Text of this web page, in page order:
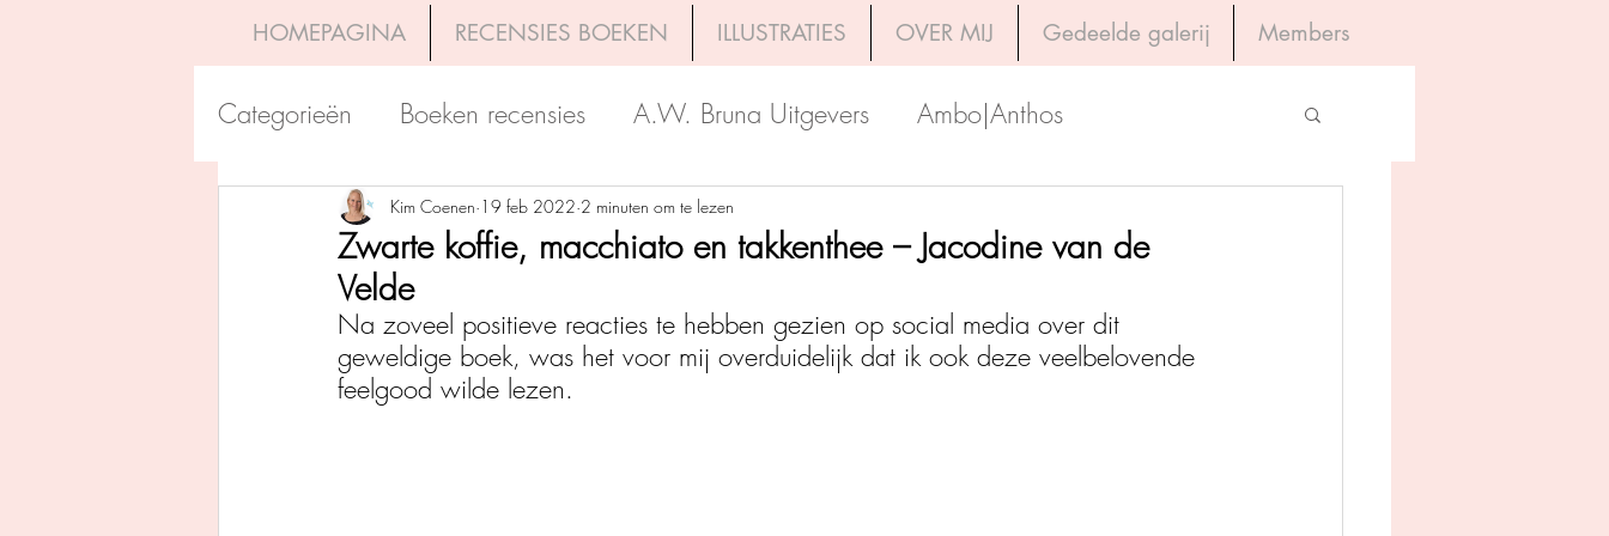
HOMEPAGINA RECENSIES BOEKEN ILLUSTRATIES OVER MIJ Gedeelde galerij Members
Categorieën Boeken recensies A.W. Bruna Uitgevers Ambo|Anthos
Uitgeverij Pelckmans Boekerij Uitgeverij Luitingh-Sijthoff
Overamstel Uitgevers Godijn Publishing Kosmos Uitgevers The House of Books
Uitgeverij Clavis Dutch Venture Publishers
Zwarte koffie, macchiato en takkenthee – Jacodine van de
Velde
Kim Coenen 19 feb 2022 2 minuten om te lezen
Na zoveel positieve reacties te hebben gezien op social media over dit
geweldige boek, was het voor mij overduidelijk dat ik ook deze veelbelovende
feelgood wilde lezen.